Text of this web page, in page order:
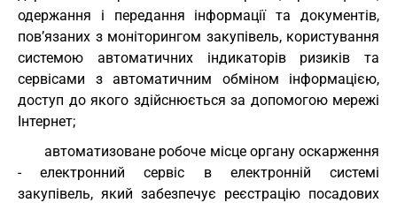
одержання і передання інформації та документів,
пов’язаних з моніторингом закупівель, користування
системою автоматичних індикаторів ризиків та
сервісами з автоматичним обміном інформацією,
доступ до якого здійснюється за допомогою мережі
Інтернет;
автоматизоване робоче місце органу оскарження
- електронний сервіс в електронній системі
закупівель, який забезпечує реєстрацію посадових